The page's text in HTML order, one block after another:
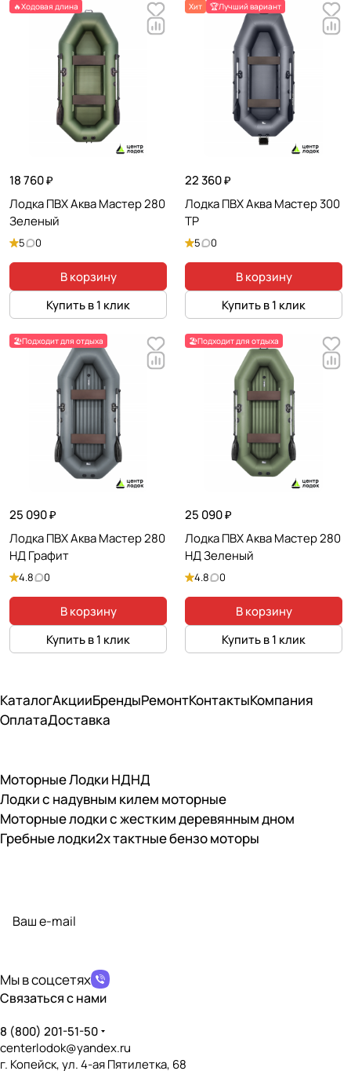
🔥Ходовая длина
18 760 ₽
Лодка ПВХ Аква Мастер 280
Зеленый
5 0
В корзину
Купить в 1 клик
Хит 🏆Лучший вариант
22 360 ₽
Лодка ПВХ Аква Мастер 300
ТР
5 0
В корзину
Купить в 1 клик
🏖️Подходит для отдыха
25 090 ₽
Лодка ПВХ Аква Мастер 280
НД Графит
4.8 0
В корзину
Купить в 1 клик
🏖️Подходит для отдыха
25 090 ₽
Лодка ПВХ Аква Мастер 280
НД Зеленый
4.8 0
В корзину
Купить в 1 клик
КаталогАкцииБрендыРемонтКонтактыКомпания
ОплатаДоставка
Моторные Лодки НДНД
Лодки с надувным килем моторные
Моторные лодки с жестким деревянным дном
Гребные лодки2х тактные бензо моторы
Мы в соцсетях
Связаться с нами
8 (800) 201-51-50
centerlodok@yandex.ru
г. Копейск, ул. 4-ая Пятилетка, 68